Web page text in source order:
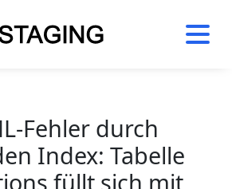
Fehler durch
Index: Tabelle
füllt sich mit